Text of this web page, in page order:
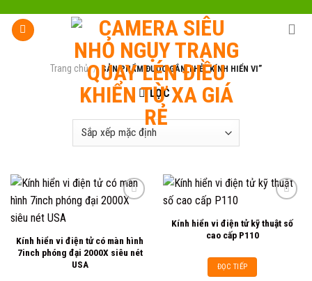
content
Trang chủ / SẢN PHẨM ĐƯỢC GẮN THẺ “KÍNH HIỂN VI”
LỌC
wishlist
Kính hiển vi điện tử có màn hình
7inch phóng đại 2000X siêu nét
USA
Kính hiển vi điện tử kỹ thuật số
cao cấp P110
ĐỌC TIẾP